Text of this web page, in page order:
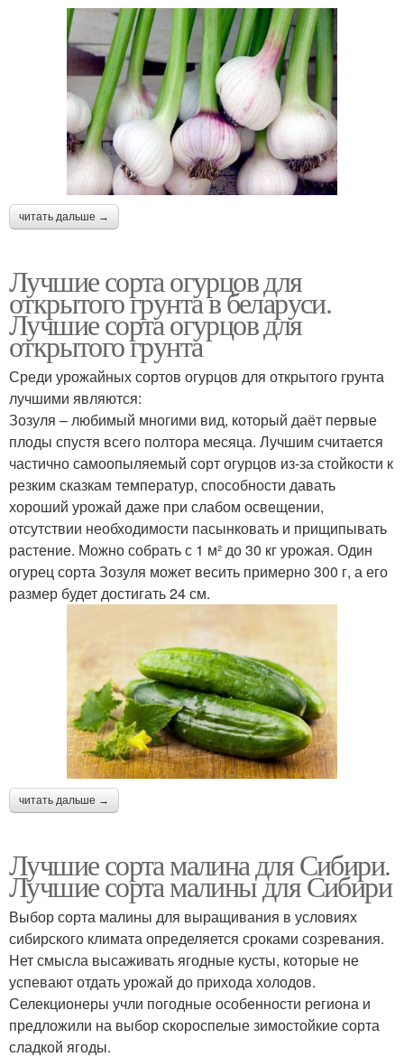
читать дальше →
Лучшие сорта огурцов для
открытого грунта в беларуси.
Лучшие сорта огурцов для
открытого грунта
Среди урожайных сортов огурцов для открытого грунта
лучшими являются:
Зозуля – любимый многими вид, который даёт первые
плоды спустя всего полтора месяца. Лучшим считается
частично самоопыляемый сорт огурцов из-за стойкости к
резким сказкам температур, способности давать
хороший урожай даже при слабом освещении,
отсутствии необходимости пасынковать и прищипывать
растение. Можно собрать с 1 м² до 30 кг урожая. Один
огурец сорта Зозуля может весить примерно 300 г, а его
размер будет достигать 24 см.
читать дальше →
Лучшие сорта малина для Сибири.
Лучшие сорта малины для Сибири
Выбор сорта малины для выращивания в условиях
сибирского климата определяется сроками созревания.
Нет смысла высаживать ягодные кусты, которые не
успевают отдать урожай до прихода холодов.
Селекционеры учли погодные особенности региона и
предложили на выбор скороспелые зимостойкие сорта
сладкой ягоды.